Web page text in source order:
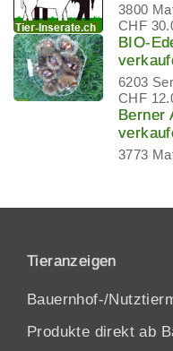
3800
CHF
BIO-
6203
CHF
Berner
3773
Tieranzeigen
Bauernhof-/
Produkte direkt ab